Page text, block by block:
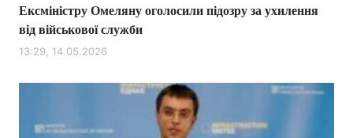
Ексміністру Омеляну оголосили підозру за ухилення
від військової служби
13:29, 14.05.2026